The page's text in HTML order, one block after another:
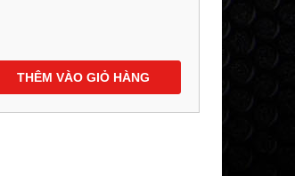
THÊM VÀO GIỎ HÀNG